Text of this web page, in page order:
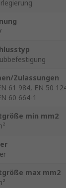
Zulassungen
61 984, EN 50
60 664-1
min mm2
max mm2